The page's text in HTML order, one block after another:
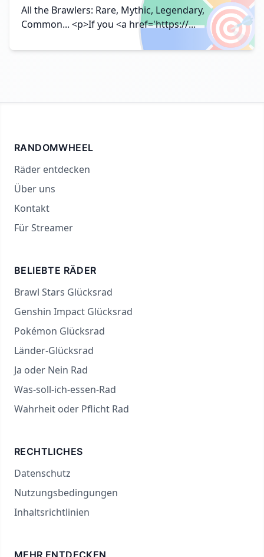
🎯
All the Brawlers: Rare, Mythic, Legendary,
Common... <p>If you <a href='https://...
RANDOMWHEEL
Räder entdecken
Über uns
Kontakt
Für Streamer
BELIEBTE RÄDER
Brawl Stars Glücksrad
Genshin Impact Glücksrad
Pokémon Glücksrad
Länder-Glücksrad
Ja oder Nein Rad
Was-soll-ich-essen-Rad
Wahrheit oder Pflicht Rad
RECHTLICHES
Datenschutz
Nutzungsbedingungen
Inhaltsrichtlinien
MEHR ENTDECKEN